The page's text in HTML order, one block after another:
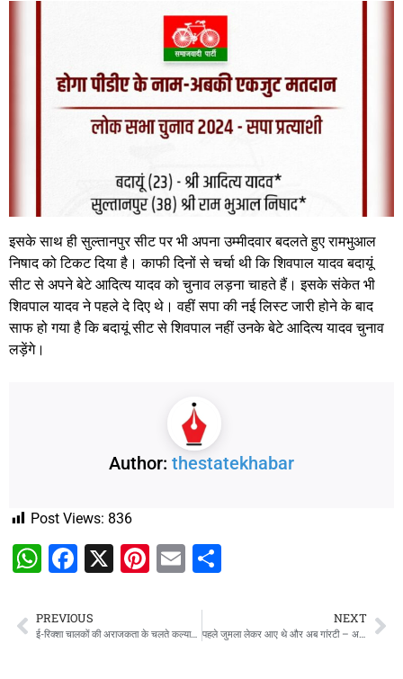
इसके साथ ही सुल्तानपुर सीट पर भी अपना उम्मीदवार बदलते हुए रामभुआल
निषाद को टिकट दिया है। काफी दिनों से चर्चा थी कि शिवपाल यादव बदायूं
सीट से अपने बेटे आदित्य यादव को चुनाव लड़ना चाहते हैं। इसके संकेत भी
शिवपाल यादव ने पहले दे दिए थे। वहीं सपा की नई लिस्ट जारी होने के बाद
साफ हो गया है कि बदायूं सीट से शिवपाल नहीं उनके बेटे आदित्य यादव चुनाव
लड़ेंगे।
Author: thestatekhabar
Post Views: 836
WhatsApp
Facebook
X Pinterest
Email
PREVIOUS
ई-रिक्शा चालकों की अराजकता के चलते कल्याणपुर बाजार का निकला दम, ट्रैफिक पुलिस हुई नतमस्तक
NEXT
पहले जुमला लेकर आए थे और अब गांरटी – अखिलेश यादव